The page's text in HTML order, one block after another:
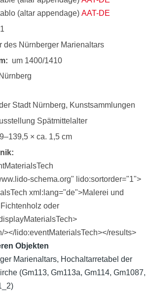
(altar appendage) AAT-DE
1
des Nürnberger Marienaltars
um 1400/1410
Nürnberg
Stadt Nürnberg, Kunstsammlungen
Spätmittelalter
× ca. 1,5 cm
schema.org" lido:sortorder="1">
xml:lang="de">Malerei und
oder
></lido:eventMaterialsTech></results>
Objekten
Marienaltars, Hochaltarretabel der
(Gm113, Gm113a, Gm114, Gm1087,